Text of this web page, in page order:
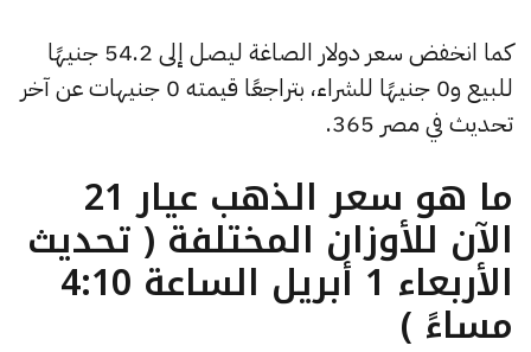
كما انخفض سعر دولار الصاغة ليصل إلى 54.2 جنيهًا
للبيع و0 جنيهًا للشراء، بتراجعًا قيمته 0 جنيهات عن آخر
تحديث في مصر 365.
ما هو سعر الذهب عيار 21
الآن للأوزان المختلفة ( تحديث
الأربعاء 1 أبريل الساعة 4:10
مساءً )